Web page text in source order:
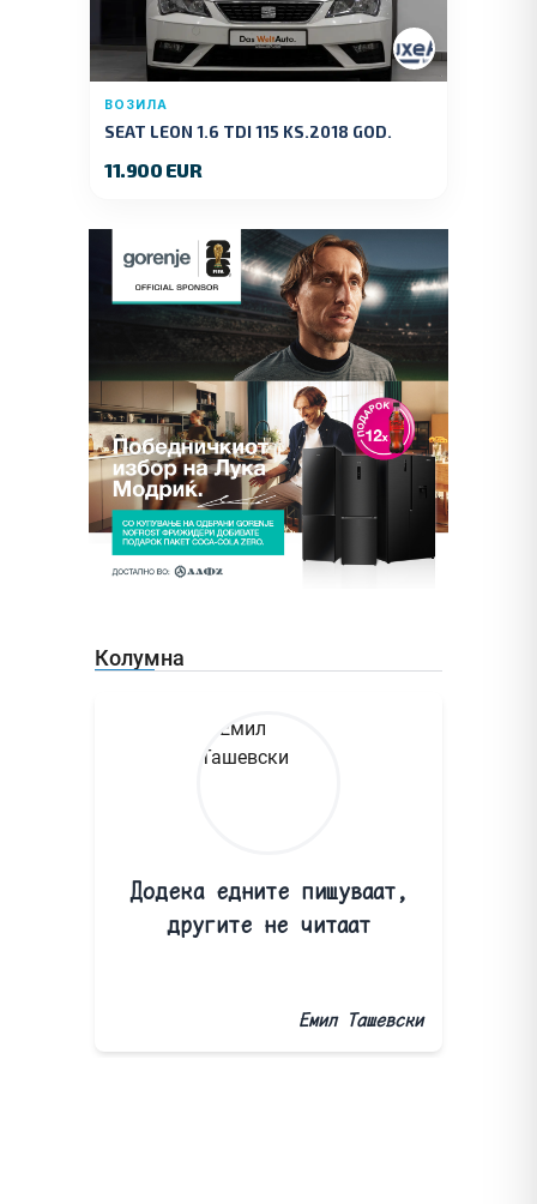
ВОЗИЛА
SEAT LEON 1.6 TDI 115 KS.2018 GOD.
11.900 EUR
Колумна
Додека едните пишуваат,
другите не читаат
Емил Ташевски